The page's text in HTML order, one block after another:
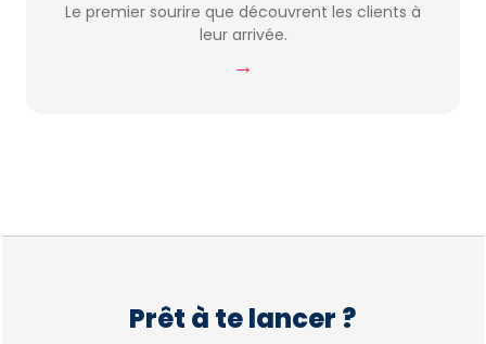
Le premier sourire que découvrent les clients à
leur arrivée.
→
Prêt à te lancer ?